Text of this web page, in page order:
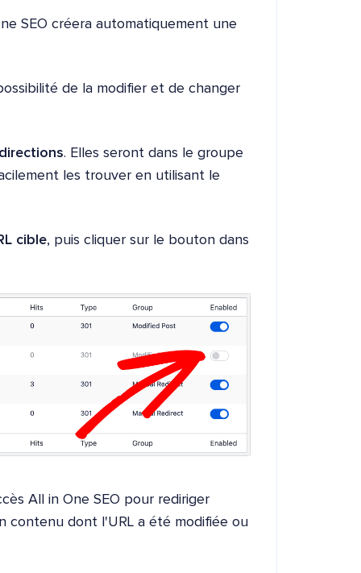
SEO créera automatiquement une
de la modifier et de changer
. Elles seront dans le groupe
les trouver en utilisant le
cible, puis cliquer sur le bouton dans
All in One SEO pour rediriger
contenu dont l'URL a été modifiée ou